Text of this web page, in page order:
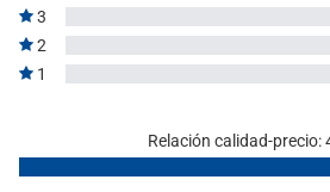
3
2
1
Relación calidad-precio: